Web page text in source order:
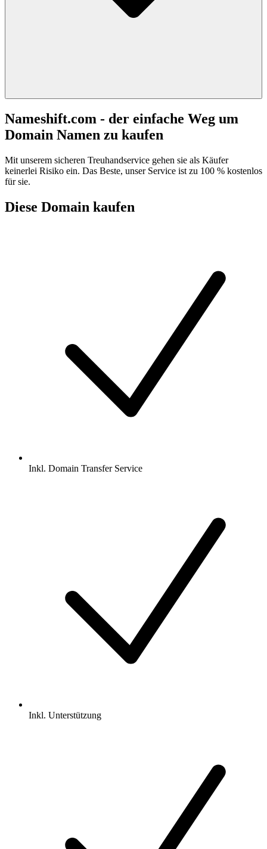
Nameshift.com - der einfache Weg um
Domain Namen zu kaufen
Mit unserem sicheren Treuhandservice gehen sie als Käufer
keinerlei Risiko ein. Das Beste, unser Service ist zu 100 % kostenlos
für sie.
Diese Domain kaufen
Inkl. Domain Transfer Service
Inkl. Unterstützung